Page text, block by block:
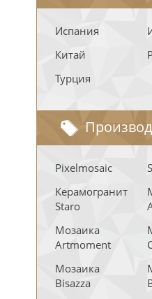
Испания
Китай
Турция
Pixelmosaic
Керамогранит
Staro
Мозаика
Artmoment
Мозаика
Bisazza